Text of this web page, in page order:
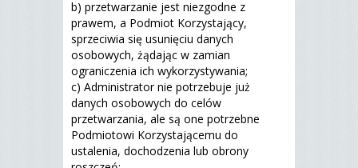
b) przetwarzanie jest niezgodne z
prawem, a Podmiot Korzystający,
sprzeciwia się usunięciu danych
osobowych, żądając w zamian
ograniczenia ich wykorzystywania;
c) Administrator nie potrzebuje już
danych osobowych do celów
przetwarzania, ale są one potrzebne
Podmiotowi Korzystającemu do
ustalenia, dochodzenia lub obrony